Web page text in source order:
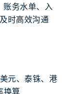
账务水单、入
时高效沟通
元、泰铢、港